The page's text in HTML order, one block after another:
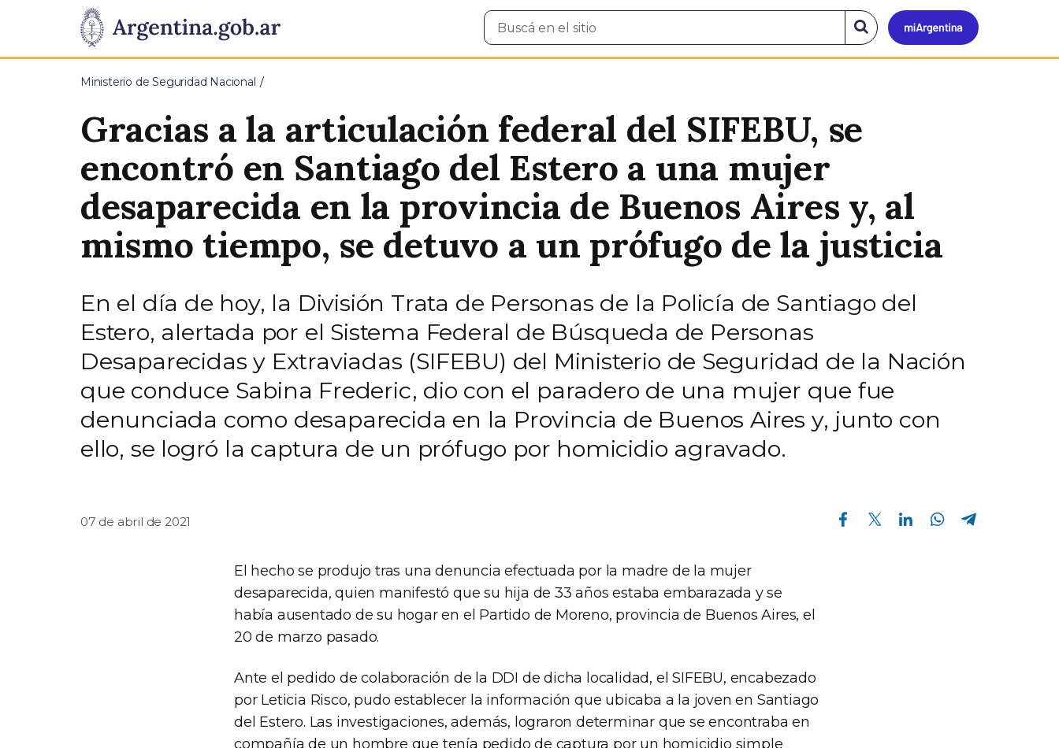
Presidencia
de
Pasar al contenido principal
Mi
Buscar
en
Buscar
en
el
Ministerio de Seguridad Nacional
Gracias a la articulación federal del SIFEBU, se
encontró en Santiago del Estero a una mujer
desaparecida en la provincia de Buenos Aires y, al
mismo tiempo, se detuvo a un prófugo de la justicia
En el día de hoy, la División Trata de Personas de la Policía de Santiago del
Estero, alertada por el Sistema Federal de Búsqueda de Personas
Desaparecidas y Extraviadas (SIFEBU) del Ministerio de Seguridad de la Nación
que conduce Sabina Frederic, dio con el paradero de una mujer que fue
denunciada como desaparecida en la Provincia de Buenos Aires y, junto con
ello, se logró la captura de un prófugo por homicidio agravado.
07 de abril de 2021
Compartir en Facebook Compartir en Twitter Compartir en Linkedin Compartir en Whatsapp
El hecho se produjo tras una denuncia efectuada por la madre de la mujer
desaparecida, quien manifestó que su hija de 33 años estaba embarazada y se
había ausentado de su hogar en el Partido de Moreno, provincia de Buenos Aires, el
20 de marzo pasado.
Ante el pedido de colaboración de la DDI de dicha localidad, el SIFEBU, encabezado
por Leticia Risco, pudo establecer la información que ubicaba a la joven en Santiago
del Estero. Las investigaciones, además, lograron determinar que se encontraba en
compañía de un hombre que tenía pedido de captura por un homicidio simple